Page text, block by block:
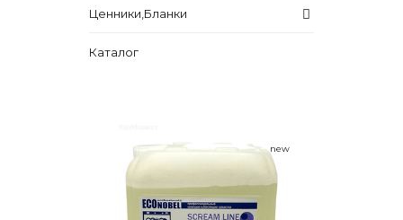
Ценники,Бланки
Каталог
new